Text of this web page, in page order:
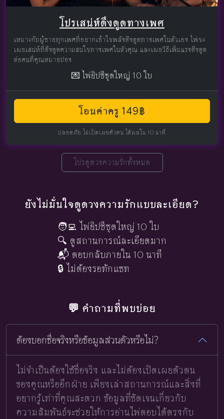
โปรเสน่ห์ดึงดูดทางเพศ
เหมาะกับผู้ชายทุกเพศที่อยากเข้าใจพลังดึงดูดทางเพศในตัวเอง ไพ่จะ
เผยเสน่ห์ที่ดึงดูดความสนใจทางเพศในตัวคุณ และเผยวิธีเพิ่มแรงดึงดูด
ต่อคนที่คุณหมายปอง
💌 ไพ่ยิปซีชุดใหญ่ 10 ใบ
โอนค่าครู 149฿
ปลอดภัย ไม่เปิดเผยตัวตน ได้ผลใน 10 นาที
โปรดูดวงความรักทั้งหมด
ยังไม่มั่นใจดูดวงความรักแบบละเอียด?
🧑‍💻 ไพ่ยิปซีชุดใหญ่ 10 ใบ
🔍 ดูสถานการณ์ละเอียดมาก
📬 ตอบกลับภายใน 10 นาที
🔒 ไม่ต้องรอทักแชท
💬 คำถามที่พบบ่อย
ต้องบอกชื่อจริงหรือข้อมูลส่วนตัวหรือไม่?
ไม่จำเป็นต้องใช้ชื่อจริง และไม่ต้องเปิดเผยตัวตน
ของคุณหรืออีกฝ่าย เพียงเล่าสถานการณ์และสิ่งที่
อยากรู้เท่าที่คุณสะดวก ข้อมูลที่ชัดเจนเกี่ยวกับ
ความสัมพันธ์จะช่วยให้การอ่านไพ่ตอบได้ตรงกับ